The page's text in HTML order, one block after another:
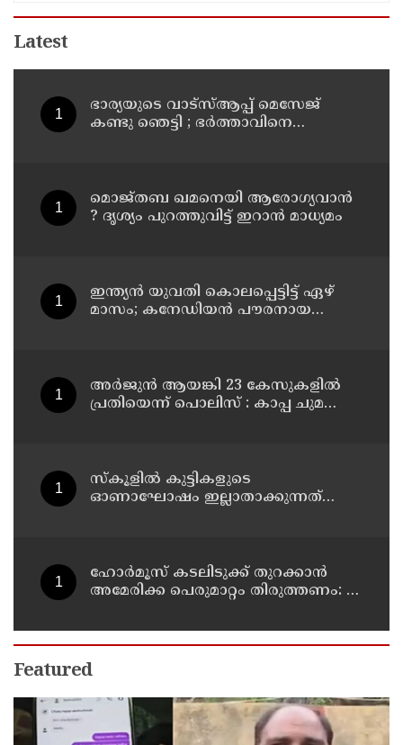
Latest
ഭാര്യയുടെ വാട്സ്ആപ്പ് മെസേജ്
കണ്ടു ഞെട്ടി ; ഭര്‍ത്താവിനെ
യുവതിയും സുഹൃത്തും ഒളിവില്‍
മൊജ്തബ ഖമനെയി ആരോഗ്യവാന്‍
? ദൃശ്യം പുറത്തുവിട്ട് ഇറാന്‍ മാധ്യമം
ഇന്ത്യന്‍ യുവതി കൊലപ്പെട്ടിട്ട് ഏഴ്
മാസം; കനേഡിയന്‍ പൗരനായ
അര്‍ജുന്‍ ആയങ്കി 23 കേസുകളില്‍
പ്രതിയെന്ന് പൊലിസ് : കാപ്പ ചുമത്തി
സ്‌കൂളില്‍ കുട്ടികളുടെ
ഓണാഘോഷം ഇല്ലാതാക്കുന്നത്
ഹോര്‍മൂസ് കടലിടുക്ക് തുറക്കാന്‍
അമേരിക്ക പെരുമാറ്റം തിരുത്തണം: 6
സുരക്ഷാ കൗണ്‍സില്‍
Featured